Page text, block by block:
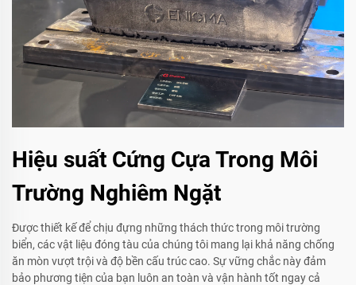
Hiệu suất Cứng Cựa Trong Môi
Trường Nghiêm Ngặt
Được thiết kế để chịu đựng những thách thức trong môi trường
biển, các vật liệu đóng tàu của chúng tôi mang lại khả năng chống
ăn mòn vượt trội và độ bền cấu trúc cao. Sự vững chắc này đảm
bảo phương tiện của bạn luôn an toàn và vận hành tốt ngay cả